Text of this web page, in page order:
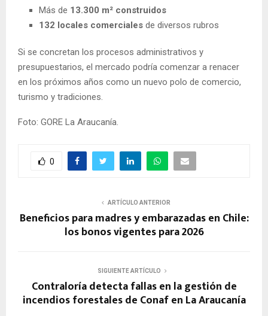
Más de 13.300 m² construidos
132 locales comerciales de diversos rubros
Si se concretan los procesos administrativos y
presupuestarios, el mercado podría comenzar a renacer
en los próximos años como un nuevo polo de comercio,
turismo y tradiciones.
Foto: GORE La Araucanía.
0
ARTÍCULO ANTERIOR
Beneficios para madres y embarazadas en Chile:
los bonos vigentes para 2026
SIGUIENTE ARTÍCULO
Contraloría detecta fallas en la gestión de
incendios forestales de Conaf en La Araucanía